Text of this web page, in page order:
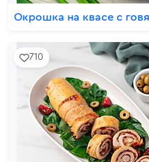
Окрошка на квасе с
710